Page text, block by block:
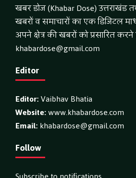
खबर डोज (Khabar Dose) उत्तराखंड
खबरों व समाचारों का एक डिजिटल
अपने क्षेत्र की खबरों को प्रसारित
khabardose@gmail.com
Editor
Editor:Vaibhav Bhatia
Website:www.khabardose.com
Email:khabardose@gmail.com
Follow